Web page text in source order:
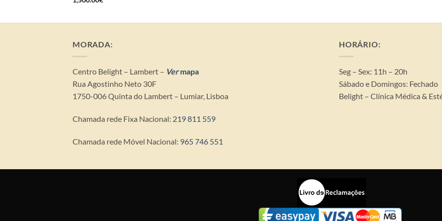
MORADA:
Centro Belight – Lambert – ​ Vermapa
Rua Agostinho Neto 30F
1750-006 Quinta do Lambert – Lumiar, Lisboa
Chamada rede Fixa Nacional: 219 811 559
Chamada rede Móvel Nacional: 965 746 551
HORÁRIO:
Seg – Sex: 11h – 20h
Sábado e Domingos: Fechado
Belight – Clínica Médica &